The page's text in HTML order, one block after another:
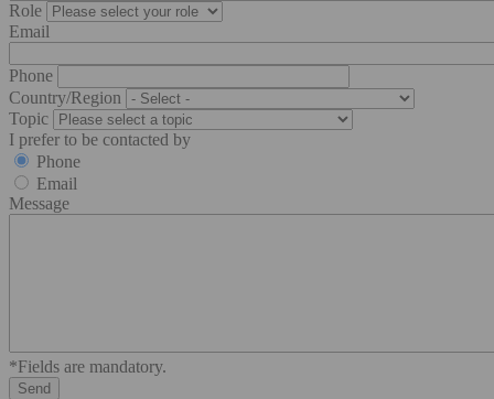
Role
Email
Phone
Country/Region
Topic
I prefer to be contacted by
Phone
Email
Message
*Fields are mandatory.